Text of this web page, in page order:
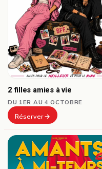
2 filles amies à vie
DU 1ER AU 4 OCTOBRE
Réserver